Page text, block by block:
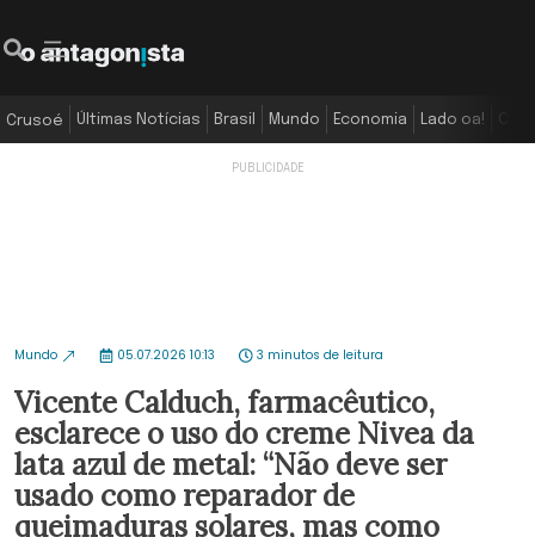
Crusoé Últimas Notícias Brasil Mundo Economia Lado oa!
Mundo 05.07.2026 10:13 3 minutos de leitura
Vicente Calduch, farmacêutico,
esclarece o uso do creme Nivea da
lata azul de metal: “Não deve ser
usado como reparador de
queimaduras solares, mas como